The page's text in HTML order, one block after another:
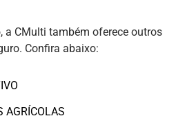
a CMulti também oferece outros
Confira abaixo:
AGRÍCOLAS